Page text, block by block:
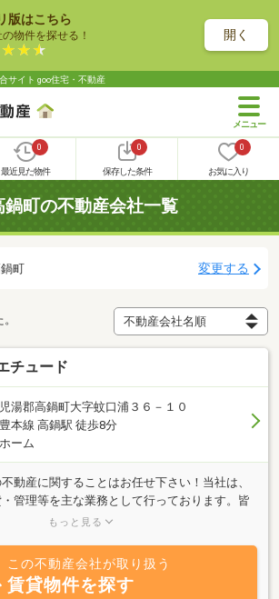
版はこちら
物件を探せる！ 開く
サイト goo住宅・不動産
0
最近見た物件
0
保存した条件
0
お気に入り
町の不動産会社一覧
町 変更する
チュード
湯郡高鍋町大字蚊口浦３６－１０
豊本線 高鍋駅 徒歩8分
ーム
動産に関することはお任せ下さい！当社は、
管理等を主な業務として行っております。皆
満足頂けることがスタッフ全員の願いです。ス
中心にご案内いたしますので、女性のお客様一
屋探しが出来ます。初期費用に関するご相談な
お問い合わせ下さい。皆様のご来店を心よりお
もっと見る
この不動産会社が取り扱う
賃貸物件を探す